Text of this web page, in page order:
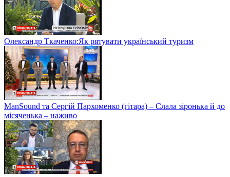
Олександр Ткаченко:Як рятувати український туризм
ManSound та Сергій Пархоменко (гітара) – Слала зіронька й до
місяченька – наживо